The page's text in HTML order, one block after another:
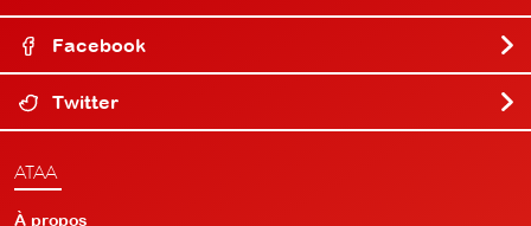
Facebook
Twitter
ATAA
À propos